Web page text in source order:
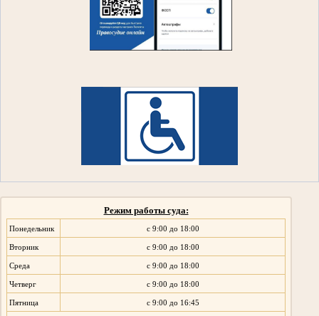
Режим работы суда:
Понедельник с 9:00 до 18:00
Вторник с 9:00 до 18:00
Среда с 9:00 до 18:00
Четверг с 9:00 до 18:00
Пятница с 9:00 до 16:45